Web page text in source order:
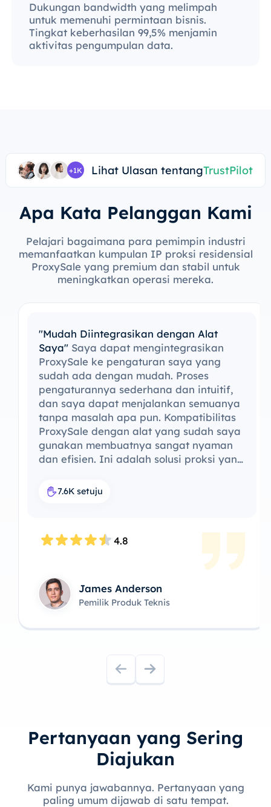
Dukungan bandwidth yang melimpah
untuk memenuhi permintaan bisnis.
Tingkat keberhasilan 99,5% menjamin
aktivitas pengumpulan data.
+1K Lihat Ulasan tentangTrustPilot
Apa Kata Pelanggan Kami
Pelajari bagaimana para pemimpin industri
memanfaatkan kumpulan IP proksi residensial
ProxySale yang premium dan stabil untuk
meningkatkan operasi mereka.
"Mudah Diintegrasikan dengan Alat
Saya"Saya dapat mengintegrasikan
ProxySale ke pengaturan saya yang
sudah ada dengan mudah. ​​Proses
pengaturannya sederhana dan intuitif,
dan saya dapat menjalankan semuanya
tanpa masalah apa pun. Kompatibilitas
ProxySale dengan alat yang sudah saya
gunakan membuatnya sangat nyaman
dan efisien. Ini adalah solusi proksi yang
7.6K setuju
4.8
James Anderson
Pemilik Produk Teknis
Pertanyaan yang Sering
Diajukan
Kami punya jawabannya. Pertanyaan yang
paling umum dijawab di satu tempat.